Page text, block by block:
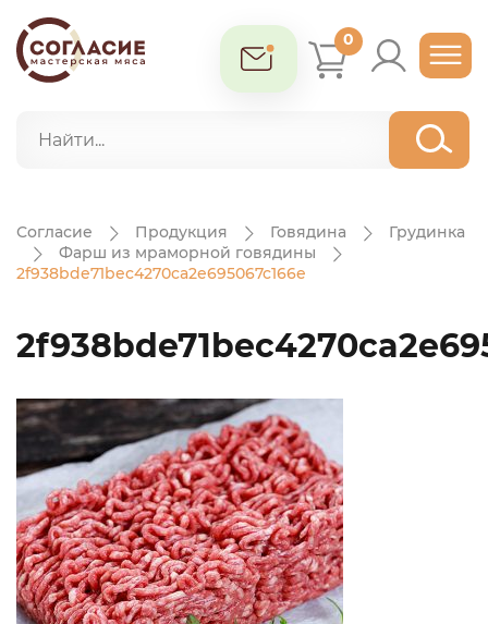
0
Согласие Продукция Говядина
Грудинка
Фарш из мраморной говядины
2f938bde71bec4270ca2e695067c166e